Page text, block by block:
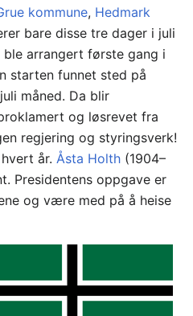
kommune, Hedmark
bare disse tre dager i juli
ble arrangert første gang i
starten funnet sted på
måned. Da blir
og løsrevet fra
regjering og styringsverk!
år. Åsta Holth (1904–
Presidentens oppgave er
og være med på å heise